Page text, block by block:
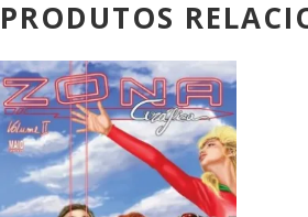
PRODUTOS
PROMOÇÃO!